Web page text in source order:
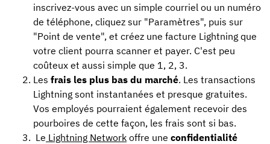
inscrivez-vous avec un simple courriel ou un numéro
de téléphone, cliquez sur "Paramètres", puis sur
"Point de vente", et créez une facture Lightning que
votre client pourra scanner et payer. C'est peu
coûteux et aussi simple que 1, 2, 3.
Les frais les plus bas du marché. Les transactions
Lightning sont instantanées et presque gratuites.
Vos employés pourraient également recevoir des
pourboires de cette façon, les frais sont si bas.
Le Lightning Network offre une confidentialité